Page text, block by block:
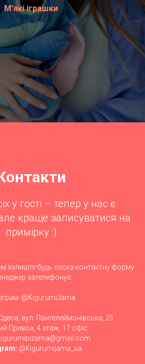
М'які іграшки
у гості – тепер у нас є
краще записуватися на
примірку :)
залиште будь ласка контактну форму
зателефонує.
@KigurumiJama
вул. Пантелеймонівська, 25
Привоз, 4 этаж, 17 офіс
@Kigurumijama_ua